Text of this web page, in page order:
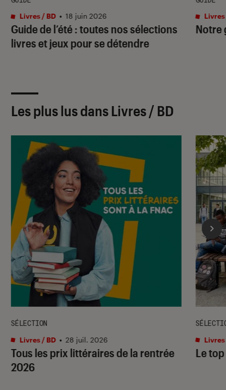
Guide de l’été : toutes nos sélections
livres et jeux pour se détendre
Livres / BD • 18 juin 2026
Notre
Livres
Les plus lus dans Livres / BD
Tous les prix littéraires de la rentrée
2026
SÉLECTION
Livres / BD • 28 juil. 2026
Le
Livres